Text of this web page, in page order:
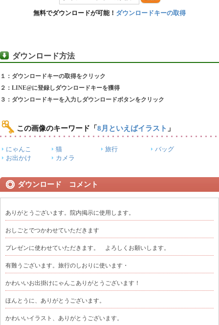
無料でダウンロードが可能！ ダウンロードキーの取得
ダウンロード方法
１：ダウンロードキーの取得をクリック
２：LINE@に登録しダウンロードキーを獲得
３：ダウンロードキーを入力しダウンロードボタンをクリック
この画像のキーワード 「 8月といえばイラスト 」
にゃんこ 猫 旅行
バッグ
お出かけ
カメラ
ダウンロード コメント
ありがとうございます。院内掲示に使用します。
おしごとでつかわせていただきます
プレゼンに使わせていただきます。 よろしくお願いします。
有難うございます。旅行のしおりに使います・
かわいいお出掛けにゃんこありがとうございます！
ほんとうに、ありがとうございます。
かわいいイラスト、ありがとうございます。